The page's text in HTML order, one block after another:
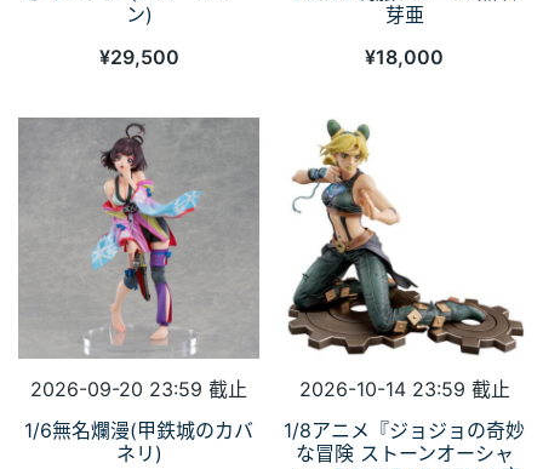
ン)
¥29,500
芽亜
¥18,000
2026-09-20 23:59 截止
1/6無名爛漫(甲鉄城のカバ
ネリ)
2026-10-14 23:59 截止
1/8アニメ『ジョジョの奇妙
な冒険 ストーンオーシャ